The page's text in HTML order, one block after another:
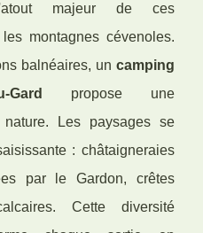
l'atout majeur de ces
montagnes cévenoles.
balnéaires, un camping
propose une
Les paysages se
: châtaigneraies
par le Gardon, crêtes
Cette diversité